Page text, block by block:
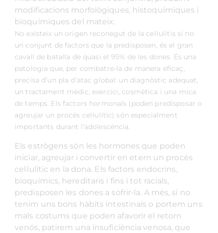
modificacions morfològiques, histoquímiques i
bioquímiques del mateix.
No existeix un origen reconegut de la cel·lulitis si no
un conjunt de factors que la predisposen, és el gran
cavall de batalla de quasi el 95% de les dones. És una
patologia que, per combatre-la de manera eficaç,
precisa d’un pla d’atac global: un diagnòstic adequat,
un tractament mèdic, exercici, cosmètica i una mica
de temps. Els factors hormonals (poden predisposar o
agreujar un procés cel·lulític) són especialment
importants durant l’adolescència.
Els estrògens són les hormones que poden
iniciar, agreujar i convertir en etern un procés
cel·lulític en la dona. Els factors endocrins,
bioquímics, hereditaris i fins i tot racials,
predisposen les dones a sofrir-la. A més, si no
tenim uns bons hàbits intestinals o portem uns
mals costums que poden afavorir el retorn
venós, patirem una insuficiència venosa, que